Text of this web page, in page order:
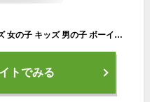
[Bee] ビー ストレッチパンツ ガールズ 女の子 キッズ 男の子 ボーイズ シンプル 伸縮性 ストレッチ 長ズボン 通学 通園 部屋着 春 夏 秋 冬 120cm Nブラック
トでみる